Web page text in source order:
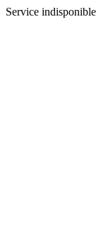
Service indisponible